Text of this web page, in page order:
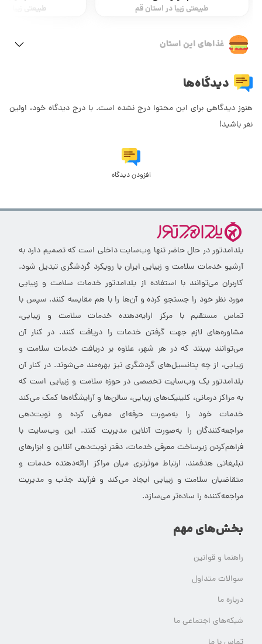
زیبا در استان قم طبیعتی زیبا در استان قم
غذاهای این استان
دیدگاه‌ها
هنوز دیدگاهی برای این محتوا درج نشده است. با درج دیدگاه خود، اولین
نفر باشید!
افزودن دیدگاه
یلدامدتور در حال حاضر تنها وب‌سایت داخلی است که تصمیم دارد به
آرشیو خدمات سلامت و زیبایی ایران با رویکرد گردشگری تبدیل شود.
کاربران می‌توانند با استفاده از یلدامدتور خدمات سلامت و زیبایی
مورد نظر خود را جستجو کرده و آن‌ها را با هم مقایسه کنند. سپس با
تماس مستقیم با مرکز ارایه‌دهنده خدمات سلامت و زیبایی،
مشاوره‌های لازم جهت گرفتن خدمات را دریافت کنند. در کنار آن
می‌توانند ببینند که در هر شهر، علاوه بر دریافت خدمات سلامت و
زیبایی، از چه پتانسیل‌های گردشگری نیز بهره‌مند می‌شوند. در کنار آن
یلدامدتور یک وب‌سایت تخصصی در حوزه سلامت و زیبایی است که
به مراکز درمانی، کلینیک‌های زیبایی، سالن‌ها و آرایشگاه‌ها کمک می‌کند
خدمات خود را به‌صورت حرفه‌ای معرفی کرده و نوبت‌دهی
مراجعه‌کنندگان را به‌صورت آنلاین مدیریت کنند. این وب‌سایت با
فراهم‌کردن زیرساخت معرفی خدمات، دفتر نوبت‌دهی آنلاین و ابزارهای
تبلیغاتی هدفمند، ارتباط موثرتری میان مراکز ارائه‌دهنده خدمات و
متقاضیان سلامت و زیبایی ایجاد می‌کند و فرآیند جذب و مدیریت
مراجعه‌کننده را ساده‌تر می‌سازد.
بخش‌های مهم
راهنما و قوانین
سوالات متداول
درباره ما
شبکه‌های اجتماعی ما